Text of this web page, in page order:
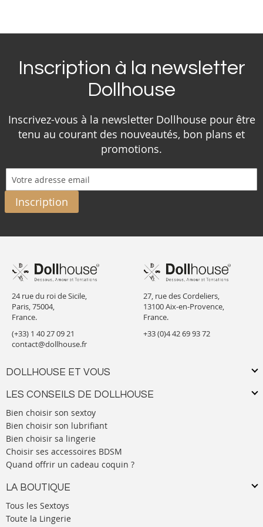
Inscription à la newsletter
Dollhouse
Inscrivez-vous à la newsletter Dollhouse pour être
tenu au courant des nouveautés, bon plans et
promotions.
Inscription
24 rue du roi de Sicile,
Paris, 75004,
France.
(+33) 1 40 27 09 21
contact@dollhouse.fr
DOLLHOUSE ET VOUS
LES CONSEILS DE DOLLHOUSE
Bien choisir son sextoy
Bien choisir son lubrifiant
Bien choisir sa lingerie
Choisir ses accessoires BDSM
Quand offrir un cadeau coquin ?
LA BOUTIQUE
Tous les Sextoys
Toute la Lingerie
27, rue des Cordeliers,
13100 Aix-en-Provence,
France.
+33 (0)4 42 69 93 72